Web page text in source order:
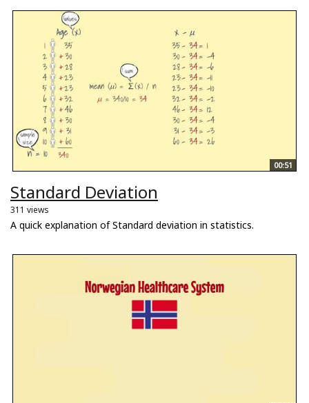
00:51
Standard Deviation
311 views
A quick explanation of Standard deviation in statistics.